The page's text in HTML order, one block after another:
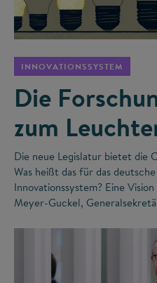
INNOVATIONSSYSTEM
Die
zum
Die neue Legislatur bietet die
Was heißt das für das
Innovationssystem? Eine
Meyer-Guckel,